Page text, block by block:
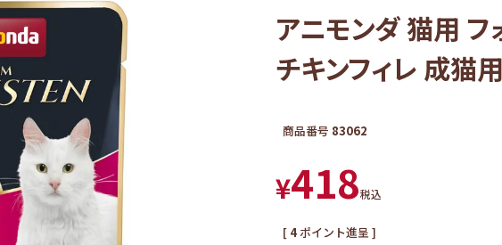
アニモンダ 猫用 フ
チキンフィレ 成
商品番号 83062
¥418税込
[ 4 ポイント進呈 ]